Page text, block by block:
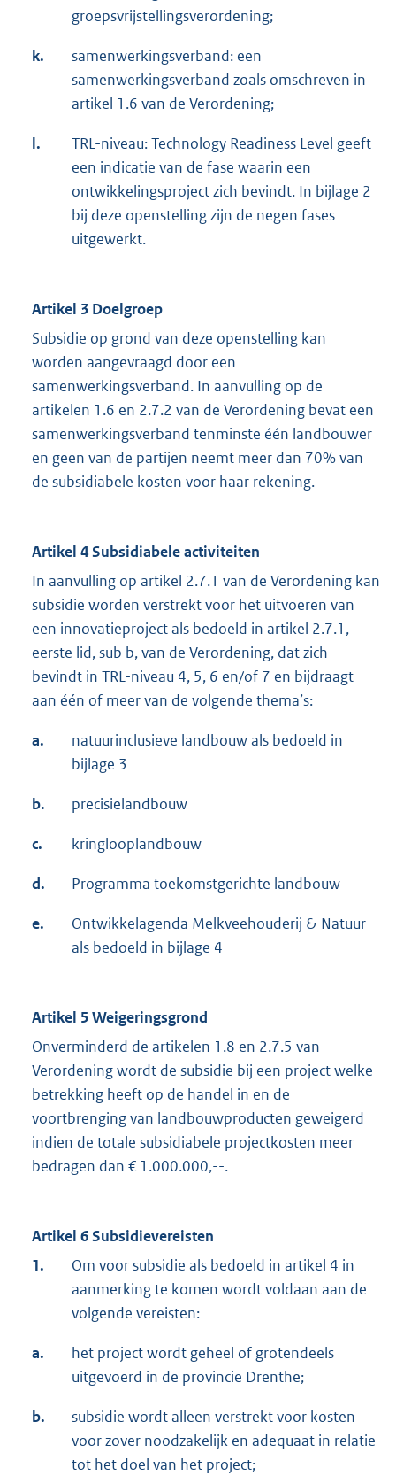
groepsvrijstellingsverordening;
k.
samenwerkingsverband: een
samenwerkingsverband zoals omschreven in
artikel 1.6 van de Verordening;
l.
TRL-niveau: Technology Readiness Level geeft
een indicatie van de fase waarin een
ontwikkelingsproject zich bevindt. In bijlage 2
bij deze openstelling zijn de negen fases
uitgewerkt.
Artikel 3 Doelgroep
Subsidie op grond van deze openstelling kan
worden aangevraagd door een
samenwerkingsverband. In aanvulling op de
artikelen 1.6 en 2.7.2 van de Verordening bevat een
samenwerkingsverband tenminste één landbouwer
en geen van de partijen neemt meer dan 70% van
de subsidiabele kosten voor haar rekening.
Artikel 4 Subsidiabele activiteiten
In aanvulling op artikel 2.7.1 van de Verordening kan
subsidie worden verstrekt voor het uitvoeren van
een innovatieproject als bedoeld in artikel 2.7.1,
eerste lid, sub b, van de Verordening, dat zich
bevindt in TRL-niveau 4, 5, 6 en/of 7 en bijdraagt
aan één of meer van de volgende thema’s:
a.
natuurinclusieve landbouw als bedoeld in
bijlage 3
b. precisielandbouw
c. kringlooplandbouw
d. Programma toekomstgerichte landbouw
e.
Ontwikkelagenda Melkveehouderij & Natuur
als bedoeld in bijlage 4
Artikel 5 Weigeringsgrond
Onverminderd de artikelen 1.8 en 2.7.5 van
Verordening wordt de subsidie bij een project welke
betrekking heeft op de handel in en de
voortbrenging van landbouwproducten geweigerd
indien de totale subsidiabele projectkosten meer
bedragen dan € 1.000.000,--.
Artikel 6 Subsidievereisten
1.
Om voor subsidie als bedoeld in artikel 4 in
aanmerking te komen wordt voldaan aan de
volgende vereisten:
a.
het project wordt geheel of grotendeels
uitgevoerd in de provincie Drenthe;
b.
subsidie wordt alleen verstrekt voor kosten
voor zover noodzakelijk en adequaat in relatie
tot het doel van het project;